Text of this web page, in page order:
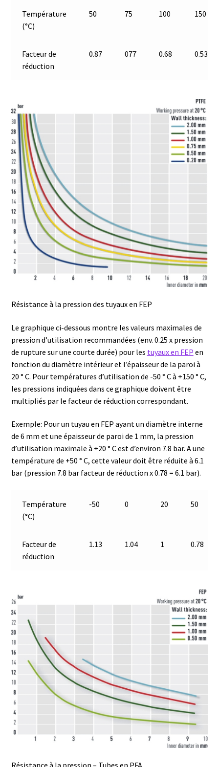
Analyse microbiologique
Appareils de laboratoire
Armoires antidéflagrantes EX
Autoclave
Automation avec Labvision
Automatisation avec Lea
Bain-marie et thermostat
Bains à ultrasons
Bec Bunsen
Boites à gants
Broyeur de cellules
Calibrateur de température
Caméra – Vision
Capteur de température
Capteurs météo et climatiques
Cartes de communication
Certificats de calibration de température
Commande
Compteur de colonies
Conditions générales de vente
Conductivité
Connectique d’occasion
Consommable – Cryogénie
Température
(°C)
50 75 100 150
Facteur de
réduction
0.87 077 0.68 0.53
Résistance à la pression des tuyaux en FEP
Le graphique ci-dessous montre les valeurs maximales de
pression d’utilisation recommandées (env. 0.25 x pression
de rupture sur une courte durée) pour les tuyaux en FEP en
fonction du diamètre intérieur et l’épaisseur de la paroi à
20 ° C. Pour températures d’utilisation de -50 ° C à +150 ° C,
les pressions indiquées dans ce graphique doivent être
multipliés par le facteur de réduction correspondant.
Exemple: Pour un tuyau en FEP ayant un diamètre interne
de 6 mm et une épaisseur de paroi de 1 mm, la pression
d’utilisation maximale à +20 ° C est d’environ 7.8 bar. A une
température de +50 ° C, cette valeur doit être réduite à 6.1
bar (pression 7.8 bar facteur de réduction x 0.78 = 6.1 bar).
Température
(°C)
-50 0 20 50
Facteur de
réduction
1.13 1.04 1 0.78